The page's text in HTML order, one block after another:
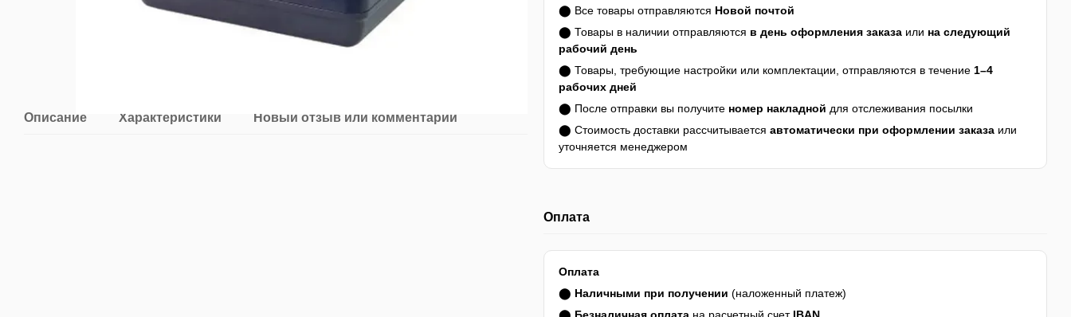
Описание Характеристики Новый отзыв или комментарий
⬤ Все товары отправляются Новой почтой
⬤ Товары в наличии отправляются в день оформления заказа или на следующий
рабочий день
⬤ Товары, требующие настройки или комплектации, отправляются в течение 1–4
рабочих дней
⬤ После отправки вы получите номер накладной для отслеживания посылки
⬤ Стоимость доставки рассчитывается автоматически при оформлении заказа или
уточняется менеджером
Оплата
Оплата
⬤ Наличными при получении (наложенный платеж)